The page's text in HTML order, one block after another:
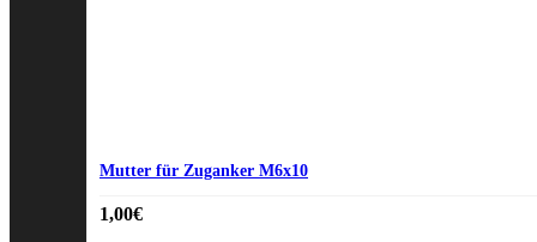
Mutter für Zuganker M6x10
1,00€